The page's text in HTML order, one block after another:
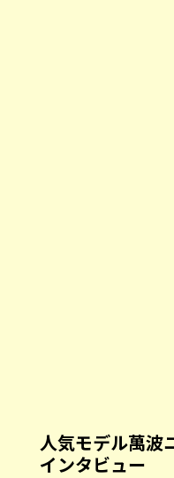
人気モデル萬波
インタビュー